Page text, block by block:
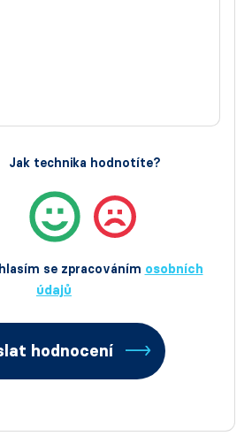
se zpracováním osobních
údajů
Jak technika hodnotíte?
hodnocení